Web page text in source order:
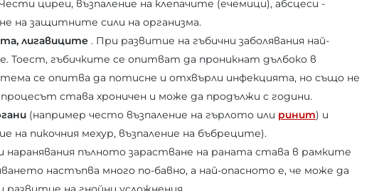
циреи, възпаление на клепачите (ечемици), абсцеси -
на защитните сили на организма.
лигавиците . При развитие на гъбични заболявания най-
Тоест, гъбичките се опитват да проникнат дълбоко в
се опитва да потисне и отхвърли инфекцията, но също не
става хроничен и може да продължи с години.
(например често възпаление на гърлото или ринит) и
на пикочния мехур, възпаление на бъбреците).
наранявания пълното зарастване на раната става в рамките
настъпва много по-бавно, а най-опасното е, че може да